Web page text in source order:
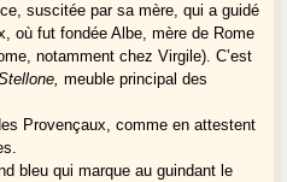
suscitée par sa mère, qui a guidé
où fut fondée Albe, mère de Rome
notamment chez Virgile). C’est
meuble principal des
Provençaux, comme en attestent
bleu qui marque au guindant le